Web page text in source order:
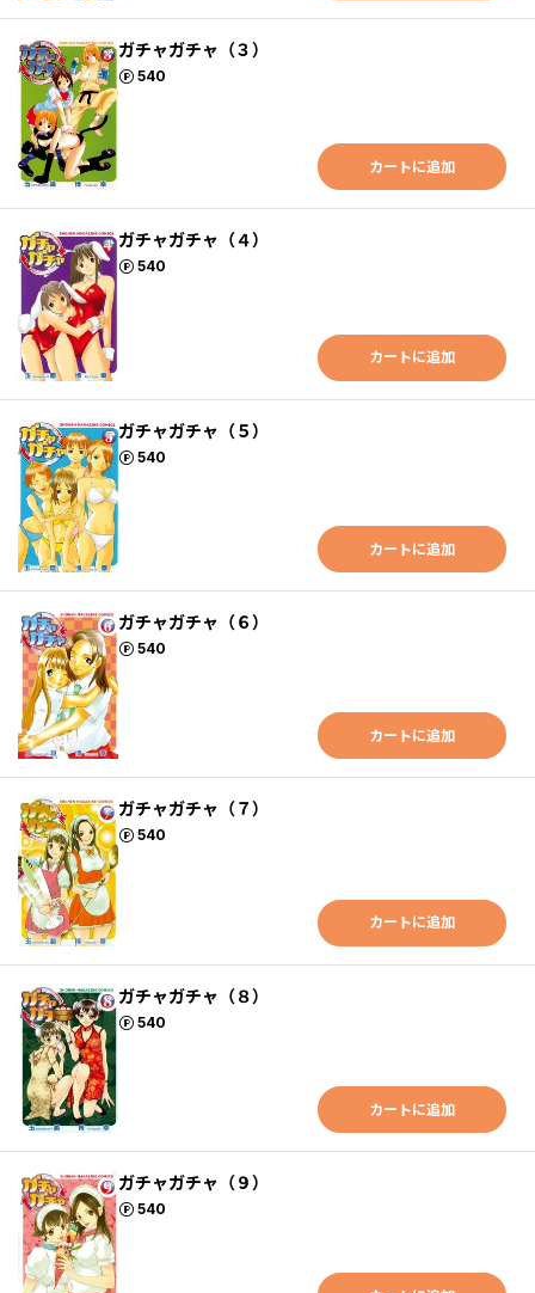
ガチャガチャ（３）
540
ポイント
カートに追加
ガチャガチャ（４）
540
ポイント
カートに追加
ガチャガチャ（５）
540
ポイント
カートに追加
ガチャガチャ（６）
540
ポイント
カートに追加
ガチャガチャ（７）
540
ポイント
カートに追加
ガチャガチャ（８）
540
ポイント
カートに追加
ガチャガチャ（９）
540
ポイント